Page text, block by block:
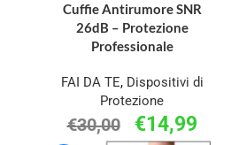
Cuffie Antirumore SNR
26dB – Protezione
Professionale
FAI DA TE, Dispositivi di
Protezione
€30,00 €14,99